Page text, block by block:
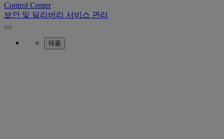
Control Center
보안 및 딜리버리 서비스 관리
제품